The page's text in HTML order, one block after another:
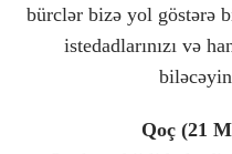
bürclər bizə yol göstərə
istedadlarınızı və
Qoç (21